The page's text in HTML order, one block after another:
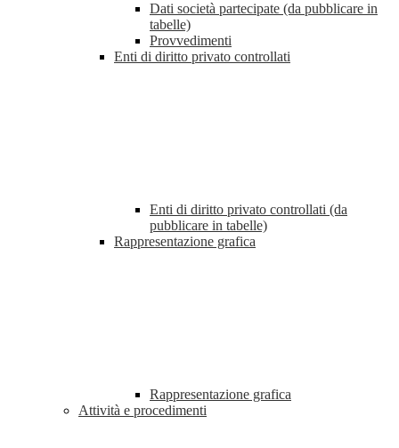
Dati società partecipate (da pubblicare in
tabelle)
Provvedimenti
Enti di diritto privato controllati
Enti di diritto privato controllati (da
pubblicare in tabelle)
Rappresentazione grafica
Rappresentazione grafica
Attività e procedimenti